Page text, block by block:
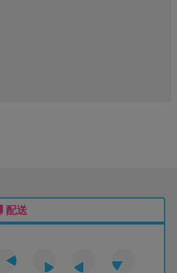
配送